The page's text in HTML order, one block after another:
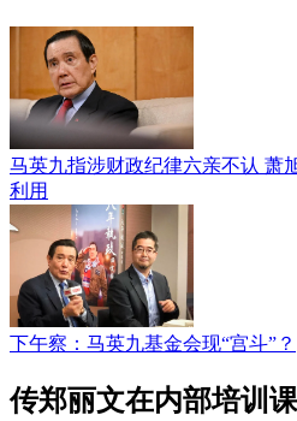
马英九指涉财政纪律六亲不认 萧
利用
下午察：马英九基金会现“宫斗”？
传郑丽文在内部培训